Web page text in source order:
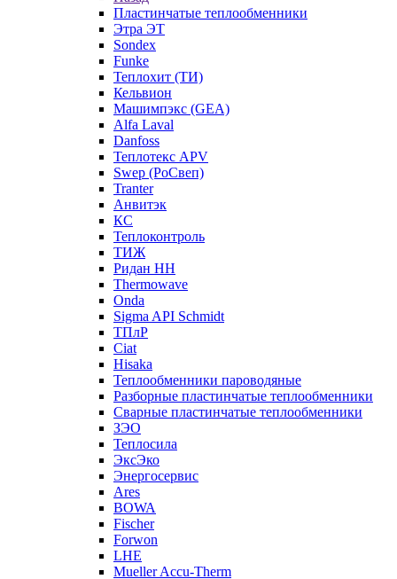
Пластинчатые теплообменники
Этра ЭТ
Sondex
Funke
Теплохит (ТИ)
Кельвион
Машимпэкс (GEA)
Alfa Laval
Danfoss
Теплотекс APV
Swep (РоСвеп)
Tranter
Анвитэк
КС
Теплоконтроль
ТИЖ
Ридан НН
Thermowave
Onda
Sigma API Schmidt
ТПлР
Ciat
Hisaka
Теплообменники пароводяные
Разборные пластинчатые теплообменники
Сварные пластинчатые теплообменники
ЗЭО
Теплосила
ЭксЭко
Энергосервис
Ares
BOWA
Fischer
Forwon
LHE
Mueller Accu-Therm